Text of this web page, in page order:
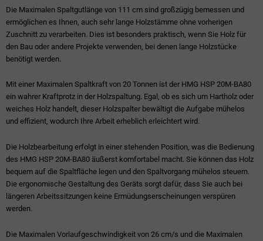
Die Maximalen Spaltgutlänge von 111 cm sind großzügig bemessen und
ermöglichen es Ihnen, auch sehr lange Holzstämme ohne vorherigen
Zuschnitt zu verarbeiten. Dies ist besonders praktisch, wenn Sie Holz für
den Bau oder andere Projekte verwenden, bei denen lange Holzstücke
benötigt werden.
Mit einer Maximalen Spaltkraft von 20 Tonnen ist der HMG HSP 20M-BA80
ein wahrer Kraftprotz in der Holzspaltung. Egal, ob es sich um Hartholz oder
weiches Holz handelt, dieser Holzspalter bewältigt die Aufgabe mühelos
und effizient, wodurch Ihre Arbeit erheblich erleichtert wird.
Die Holzbearbeitung erfolgt in einer stehenden Position, was die Bedienung
des HMG HSP 20M-BA80 äußerst komfortabel macht. Sie können das Holz
bequem auf die Spaltfläche legen und den Spaltvorgang mühelos steuern.
Die ergonomische Gestaltung des Geräts sorgt dafür, dass Sie auch bei
längeren Arbeitssitzungen keine Ermüdungserscheinungen verspüren
werden.
Die Maximalen Vorlaufgeschwindigkeit von 26 cm/s und die Maximalen